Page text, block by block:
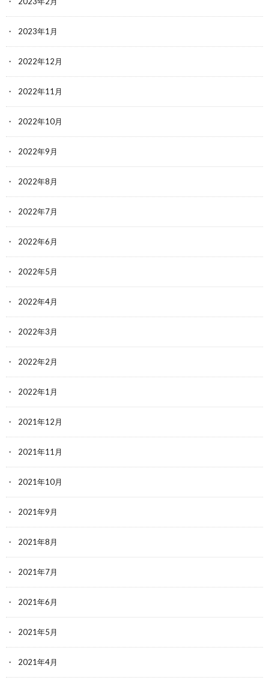
2023年1月
2022年12月
2022年11月
2022年10月
2022年9月
2022年8月
2022年7月
2022年6月
2022年5月
2022年4月
2022年3月
2022年2月
2022年1月
2021年12月
2021年11月
2021年10月
2021年9月
2021年8月
2021年7月
2021年6月
2021年5月
2021年4月